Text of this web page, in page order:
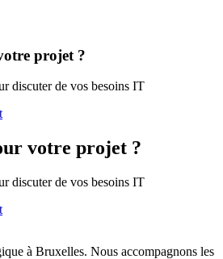
projet ?
discuter de vos besoins IT
votre projet ?
discuter de vos besoins IT
à Bruxelles. Nous accompagnons les